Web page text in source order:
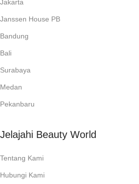
Jakarta
Janssen House PB
Bandung
Bali
Surabaya
Medan
Pekanbaru
Jelajahi Beauty World
Tentang Kami
Hubungi Kami